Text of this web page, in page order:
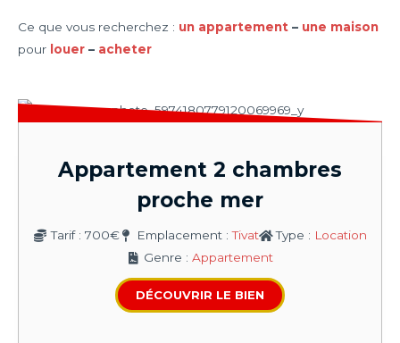
Ce que vous recherchez : un appartement – une maison
pour louer – acheter
Appartement 2 chambres
proche mer
Tarif : 700€ Emplacement : Tivat Type : Location
Genre : Appartement
DÉCOUVRIR LE BIEN